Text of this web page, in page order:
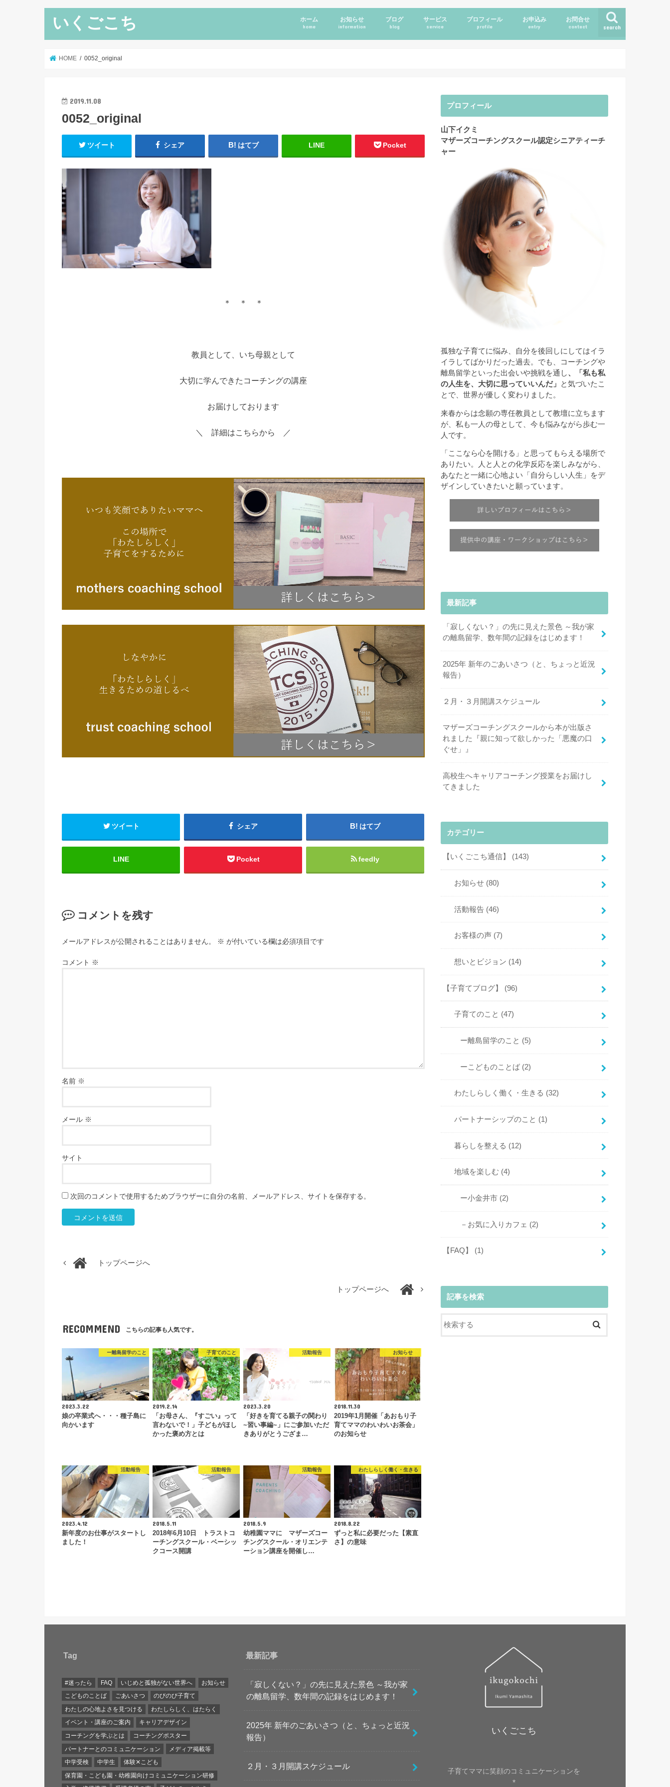
いくごこち search
ホーム
home
お知らせ
information
ブログ
blog
サービス
service
プロフィール
profile
お申込み
entry
お問合せ
contact
HOME 0052_original
2019.11.08
0052_original
ツイート シェア はてブ LINE Pocket
＊ ＊ ＊
教員として、いち母親として
大切に学んできたコーチングの講座
お届けしております
＼ 詳細はこちらから ／
ツイート シェア はてブ
LINE Pocket feedly
コメントを残す
メールアドレスが公開されることはありません。 ※ が付いている欄は必須項目です
コメント ※
名前 ※
メール ※
サイト
次回のコメントで使用するためブラウザーに自分の名前、メールアドレス、サイトを保存する。
トップページへ
トップページへ
RECOMMEND こちらの記事も人気です。
ー離島留学のこと
2023.3.22
娘の卒業式へ・・・種子島に
向かいます
子育てのこと
2019.2.14
「お母さん、『すごい』って
言わないで！」子どもがほし
かった褒め方とは
活動報告
2023.3.20
「好きを育てる親子の関わり
~習い事編~」にご参加いただ
きありがとうござま…
お知らせ
2018.11.30
2019年1月開催「あおもり子
育てママのわいわいお茶会」
のお知らせ
活動報告
2023.4.12
新年度のお仕事がスタートし
ました！
活動報告
2018.5.11
2018年6月10日 トラストコ
ーチングスクール・ベーシッ
クコース開講
活動報告
2018.5.9
幼稚園ママに マザーズコー
チングスクール・オリエンテ
ーション講座を開催し…
わたしらしく働く・生きる
2018.8.22
ずっと私に必要だった【素直
さ】の意味
プロフィール
山下イクミ
マザーズコーチングスクール認定シニアティーチ
ャー
孤独な子育てに悩み、自分を後回しにしてはイラ
イラしてばかりだった過去。でも、コーチングや
離島留学といった出会いや挑戦を通し、「私も私
の人生を、大切に思っていいんだ」
と気づいたこ
とで、世界が優しく変わりました。
来春からは念願の専任教員として教壇に立ちます
が、私も一人の母として、今も悩みながら歩む一
人です。
「ここなら心を開ける」と思ってもらえる場所で
ありたい。人と人との化学反応を楽しみながら、
あなたと一緒に心地よい「自分らしい人生」をデ
ザインしていきたいと願っています。
最新記事
「寂しくない？」の先に見えた景色 ～我が家
の離島留学、数年間の記録をはじめます！
2025年 新年のごあいさつ（と、ちょっと近況
報告）
２月・３月開講スケジュール
マザーズコーチングスクールから本が出版さ
れました『親に知って欲しかった「悪魔の口
ぐせ」』
高校生へキャリアコーチング授業をお届けし
てきました
カテゴリー
【いくごこち通信】 (143)
お知らせ (80)
活動報告 (46)
お客様の声 (7)
想いとビジョン (14)
【子育てブログ】 (96)
子育てのこと (47)
ー離島留学のこと (5)
ーこどものことば (2)
わたしらしく働く・生きる (32)
パートナーシップのこと (1)
暮らしを整える (12)
地域を楽しむ (4)
ー小金井市 (2)
－お気に入りカフェ (2)
【FAQ】 (1)
記事を検索
Tag
#迷ったら FAQ いじめと孤独がない世界へ
お知らせ
こどものことば
ごあいさつ
のびのび子育て
わたしの心地よさを見つける
わたしらしく、はたらく
イベント・講座のご案内
キャリアデザイン
コーチングを学ぶとは
コーチングポスター
パートナーとのコミュニケーション
メディア掲載等
中学受検
中学生
体験✕こども
保育園・こども園・幼稚園向けコミュニケーション研修
最新記事
「寂しくない？」の先に見えた景色 ～我が家
の離島留学、数年間の記録をはじめます！
2025年 新年のごあいさつ（と、ちょっと近況
報告）
２月・３月開講スケジュール
いくごこち
子育てママに笑顔のコミュニケーションを
*